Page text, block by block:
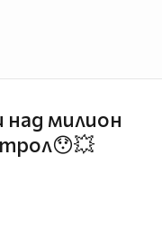
над милион